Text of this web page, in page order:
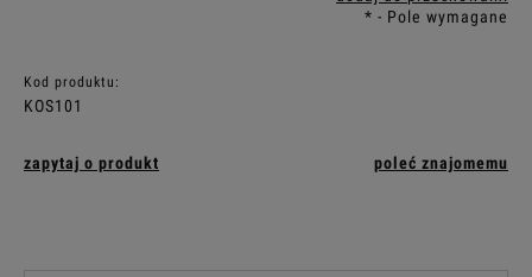
* - Pole wymagane
Kod produktu:
KOS101
zapytaj o produkt poleć znajomemu